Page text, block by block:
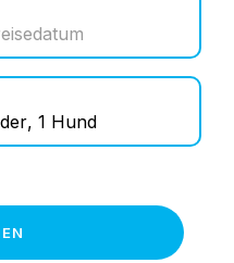
, 1 Hund